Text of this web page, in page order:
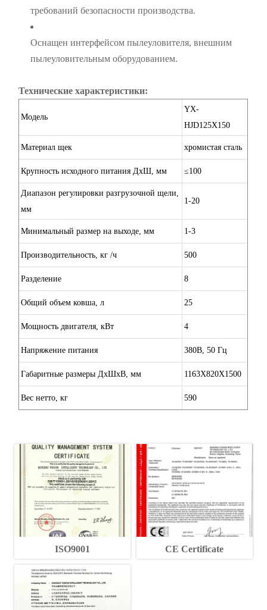
требований безопасности производства.
Оснащен интерфейсом пылеуловителя, внешним
пылеуловительным оборудованием.
Технические характеристики:
Модель
YX-
HJD125X150
Материал щек хромистая сталь
Крупность исходного питания ДхШ, мм ≤100
Диапазон регулировки разгрузочной щели,
мм
1-20
Минимальный размер на выходе, мм 1-3
Производительность, кг /ч 500
Разделение 8
Общий объем ковша, л 25
Мощность двигателя, кВт 4
Напряжение питания 380В, 50 Гц
Габаритные размеры ДхШхВ, мм 1163X820X1500
Вес нетто, кг 590
ISO9001 CE Certificate